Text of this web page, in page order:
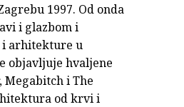
1997. Od onda
i glazbom i
i arhitekture u
objavljuje hvaljene
Megabitch i The
od krvi i